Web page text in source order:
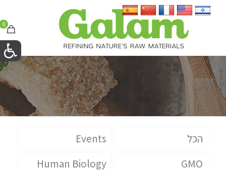
0
הכל
Events
GMO
Human Biology